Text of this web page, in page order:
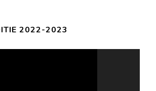
2022-2023